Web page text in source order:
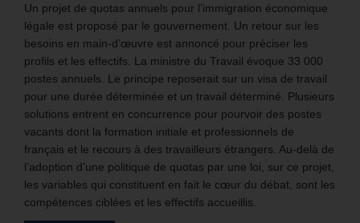
Un projet de quotas annuels pour l’immigration économique
légale est proposé par le gouvernement. Un retour sur les
besoins en main-d’œuvre est annoncé pour préciser les
profils et les effectifs. La ministre du Travail évoque 33 000
postes annuels. Le principe reposerait sur un visa de travail
pour une durée déterminée et un travail déterminé. Plusieurs
solutions entrent en concurrence pour pourvoir des postes
vacants dont la formation initiale et professionnels de
français et le recours à des travailleurs étrangers. Au-delà de
l’adoption d’une politique de quotas par une loi, sur ce projet,
les variables qui constituent en fait le cœur du débat, sont les
compétences ciblées et les effectifs accueillis.